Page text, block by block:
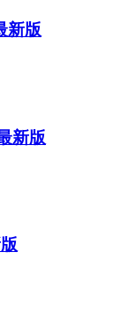
新版
新版